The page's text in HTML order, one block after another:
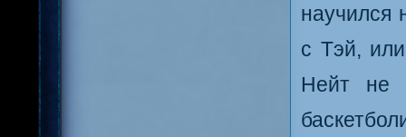
научился
с Тэй,
Нейт не